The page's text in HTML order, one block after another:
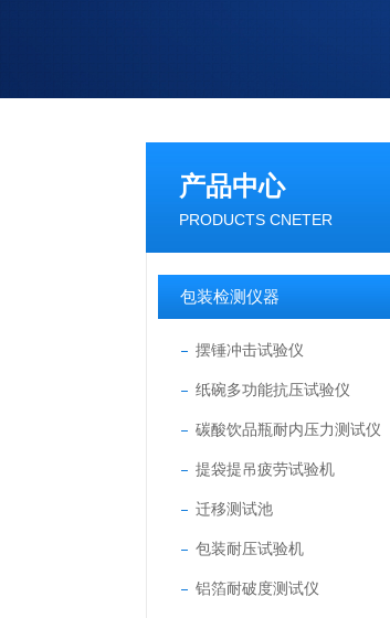
产品中心
PRODUCTS CNETER
包装检测仪器
摆锤冲击试验仪
纸碗多功能抗压试验仪
碳酸饮品瓶耐内压力测试仪
提袋提吊疲劳试验机
迁移测试池
包装耐压试验机
铝箔耐破度测试仪